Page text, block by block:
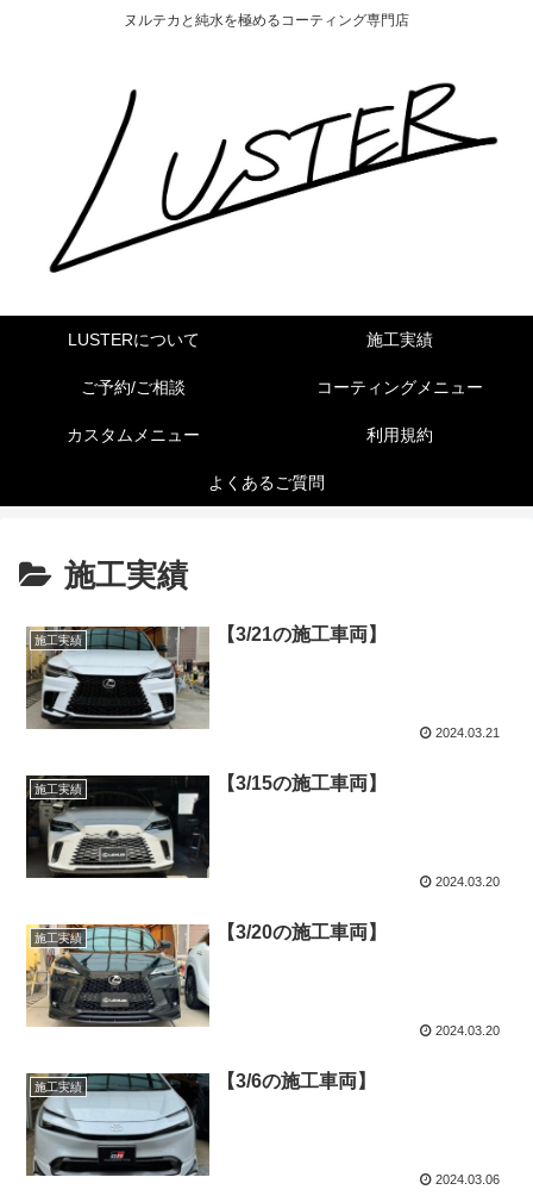
ヌルテカと純水を極めるコーティング専門店
LUSTERについて 施工実績
ご予約/ご相談 コーティングメニュー
カスタムメニュー 利用規約
よくあるご質問
施工実績
施工実績 【3/21の施工車両】
2024.03.21
施工実績 【3/15の施工車両】
2024.03.20
施工実績 【3/20の施工車両】
2024.03.20
施工実績 【3/6の施工車両】
2024.03.06